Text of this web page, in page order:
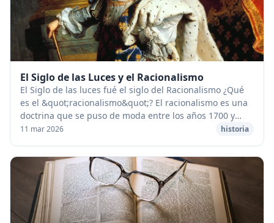
El Siglo de las Luces y el Racionalismo
El Siglo de las luces fué el siglo del Racionalismo ¿Qué
es el &quot;racionalismo&quot;? El racionalismo es una
doctrina que se puso de moda entre los años 1700 y
1800 y que proclamaba que el hombre, ...
11 mar 2026 historia